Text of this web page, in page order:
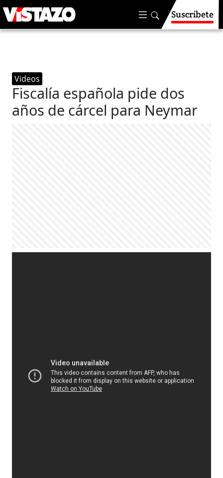
Suscríbete
Videos
Fiscalía española pide dos
años de cárcel para Neymar